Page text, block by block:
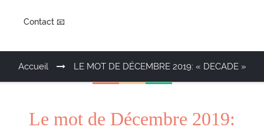
Contact 📧
Accueil LE MOT DE DÉCEMBRE 2019: « DECADE »
Le mot de Décembre 2019: